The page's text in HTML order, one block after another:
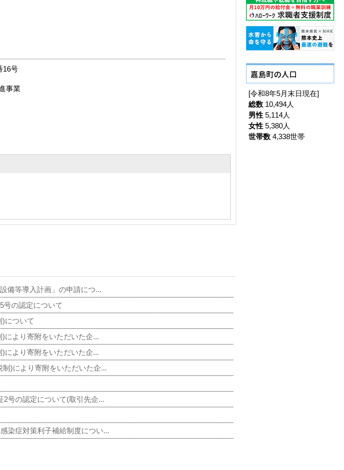
16号
事業
備等導入計画」の申請につ...
号の認定について
について
により寄附をいただいた企...
により寄附をいただいた企...
)により寄附をいただいた企...
2号の認定について(取引先企...
染症対策利子補給制度につい...
[令和8年5月末日現在]
総数 10,494人
男性 5,114人
女性 5,380人
世帯数 4,338世帯